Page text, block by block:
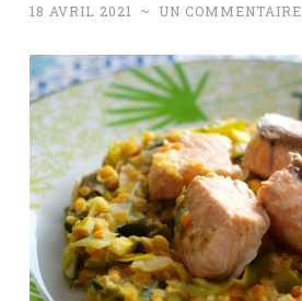
18 AVRIL 2021 ~ UN COMMENTAIRE